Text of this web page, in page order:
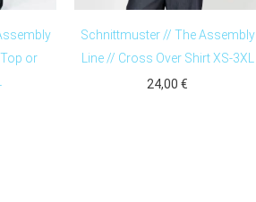
Top or
Schnittmuster // The Assembly
Line // Cross Over Shirt XS-3XL
24,00 €